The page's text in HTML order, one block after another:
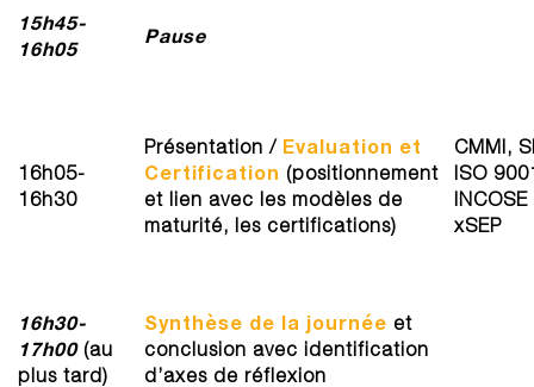
15h45-
16h05
Pause
16h05-
16h30
Présentation / Evaluation et
Certification (positionnement
et lien avec les modèles de
maturité, les certifications)
CMMI,
ISO
INCOSE
xSEP
16h30-
17h00(au
plus tard)
Synthèse de la journée et
conclusion avec identification
d’axes de réflexion